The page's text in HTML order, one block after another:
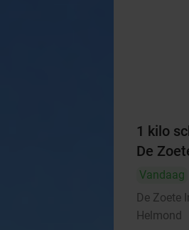
1 kilo
De
Vandaag
De Zoete
Helmond